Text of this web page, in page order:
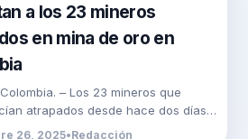
a los 23 mineros
en mina de oro en
– Los 23 mineros que
atrapados desde hace dos días
de oro en el municipio de […]
26, 2025•Redacción